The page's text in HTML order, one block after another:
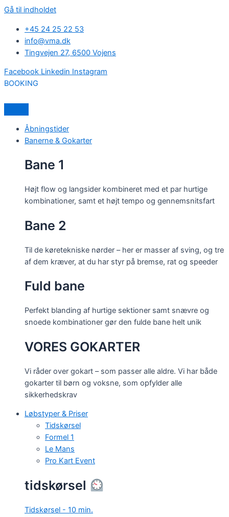
Gå til indholdet
+45 24 25 22 53
info@vma.dk
Tingvejen 27, 6500 Vojens
Facebook Linkedin Instagram
BOOKING
Åbningstider
Banerne & Gokarter
Bane 1
Højt flow og langsider kombineret med et par hurtige
kombinationer, samt et højt tempo og gennemsnitsfart
Bane 2
Til de køretekniske nørder – her er masser af sving, og tre
af dem kræver, at du har styr på bremse, rat og speeder
Fuld bane
Perfekt blanding af hurtige sektioner samt snævre og
snoede kombinationer gør den fulde bane helt unik
VORES GOKARTER
Vi råder over gokart – som passer alle aldre. Vi har både
gokarter til børn og voksne, som opfylder alle
sikkerhedskrav
Løbstyper & Priser
Tidskørsel
Formel 1
Le Mans
Pro Kart Event
tidskørsel
Tidskørsel - 10 min.